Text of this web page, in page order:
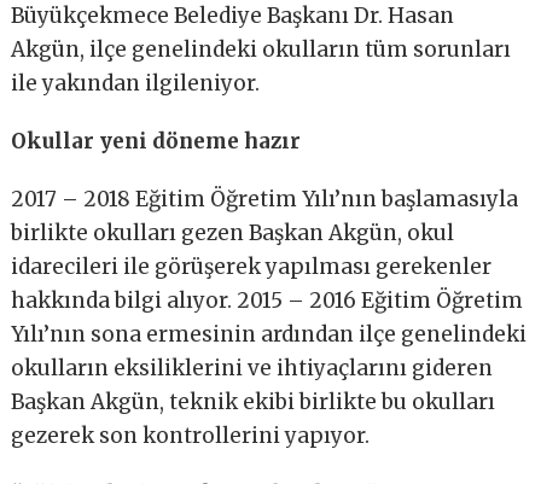
Büyükçekmece Belediye Başkanı Dr. Hasan
Akgün, ilçe genelindeki okulların tüm sorunları
ile yakından ilgileniyor.
Okullar yeni döneme hazır
2017 – 2018 Eğitim Öğretim Yılı’nın başlamasıyla
birlikte okulları gezen Başkan Akgün, okul
idarecileri ile görüşerek yapılması gerekenler
hakkında bilgi alıyor. 2015 – 2016 Eğitim Öğretim
Yılı’nın sona ermesinin ardından ilçe genelindeki
okulların eksiliklerini ve ihtiyaçlarını gideren
Başkan Akgün, teknik ekibi birlikte bu okulları
gezerek son kontrollerini yapıyor.